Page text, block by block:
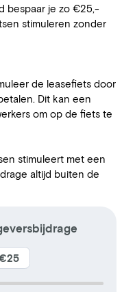
bespaar je zo €25,-
stimuleren zonder
de leasefiets door
Dit kan een
om op de fiets te
stimuleert met een
altijd buiten de